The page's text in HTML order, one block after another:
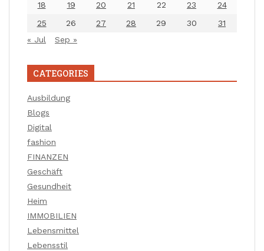
18 19 20 21 22 23
24
25
26 27 28 29 30
31
« Jul
Sep »
CATEGORIES
Ausbildung
Blogs
Digital
fashion
FINANZEN
Geschäft
Gesundheit
Heim
IMMOBILIEN
Lebensmittel
Lebensstil